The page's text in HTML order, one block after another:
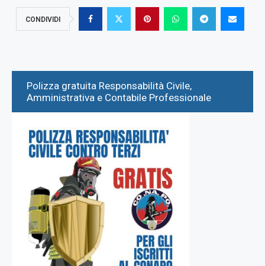
CONDIVIDI
Polizza gratuita Responsabilità Civile,
Amministrativa e Contabile Professionale